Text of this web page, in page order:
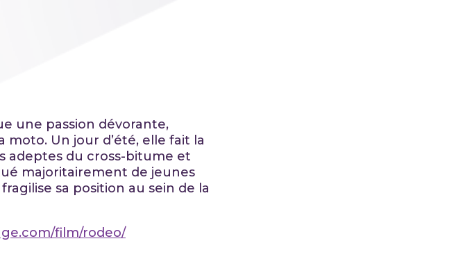
une passion dévorante,
moto. Un jour d’été, elle fait la
adeptes du cross-bitume et
majoritairement de jeunes
sa position au sein de la
film/rodeo/